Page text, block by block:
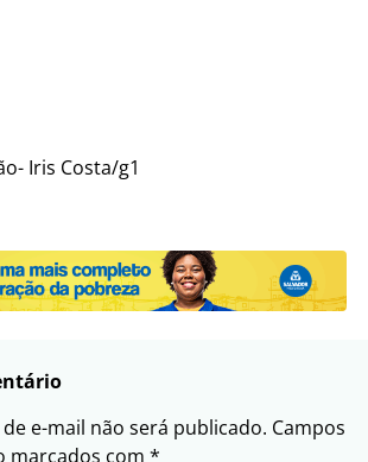
Iris Costa/g1
e-mail não será publicado. Campos
marcados com *